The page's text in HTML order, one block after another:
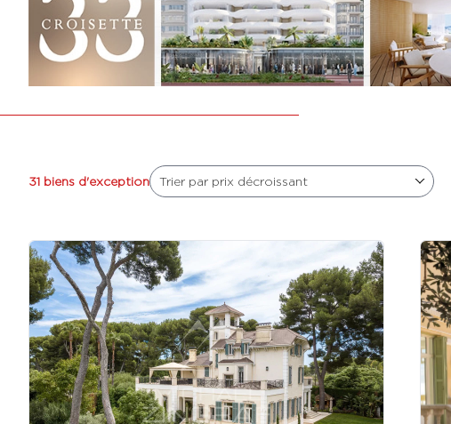
31 biens d'exception Trier par prix décroissant